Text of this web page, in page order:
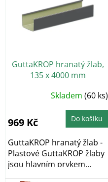
GuttaKROP hranatý žlab,
135 x 4000 mm
Průměrné
hodnocení
5,0
z
hvězdiček.
Skladem(60 ks)
969 Kč Do košíku
GuttaKROP hranatý žlab -
Plastové GuttaKROP žlaby
jsou hlavním prvkem